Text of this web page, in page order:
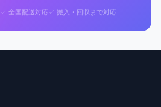
✓ 全国配送対応 ✓ 搬入・回収まで対応